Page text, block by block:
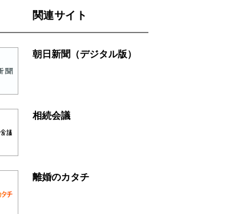
関連サイト
朝日新聞（デジタル版）
相続会議
離婚のカタチ